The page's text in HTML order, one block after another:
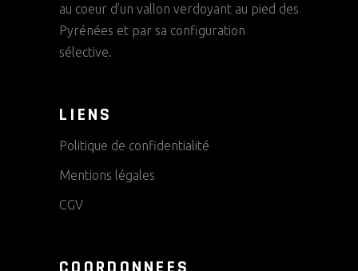
au coeur d’un vallon verdoyant au pied des
Pyrénées et par sa configuration
sélective.
LIENS
Politique de confidentialité
Mentions légales
CGV